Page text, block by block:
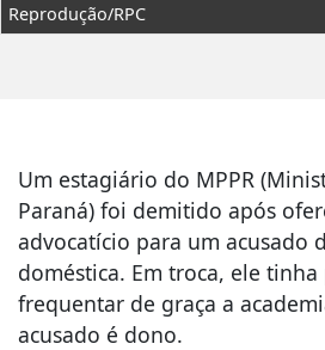
Reprodução/RPC
Um estagiário do MPPR
Paraná) foi demitido após
advocatício para um acusado
doméstica. Em troca, ele
frequentar de graça a
acusado é dono.